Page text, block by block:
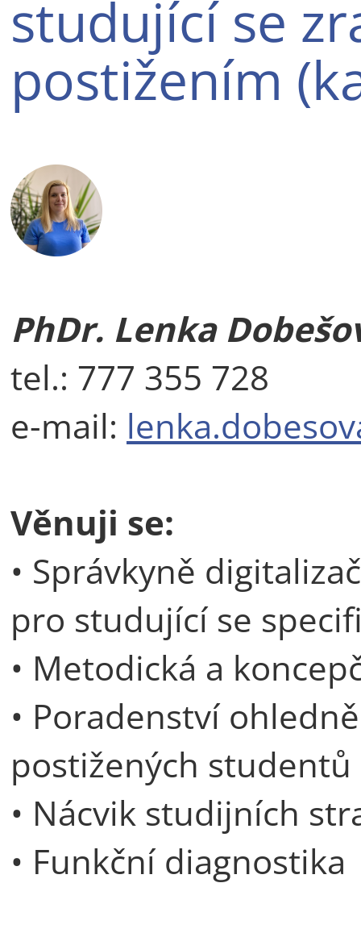
studující se
postižením
PhDr. Lenka
tel.: 777 355 728
e-mail:
Věnuji se:
• Správkyně
pro studující se
• Metodická a
• Poradenství
postižených studentů
• Nácvik studijních
• Funkční diagnostika